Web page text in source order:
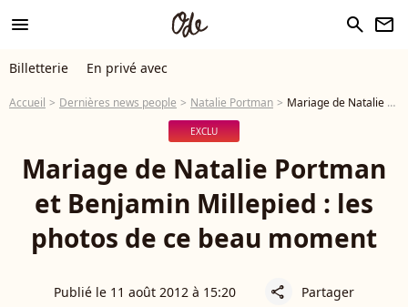
menu search newsletter
Billetterie En privé avec
Accueil Dernières news people Natalie Portman Mariage de Natalie Portman et Benjamin Millepied : les photos de ce beau moment
EXCLU
Mariage de Natalie Portman
et Benjamin Millepied : les
photos de ce beau moment
Publié le 11 août 2012 à 15:20 share Partager